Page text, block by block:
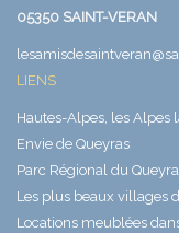
05350 SAINT-VERAN
LIENS
Hautes-Alpes, les Alpes
Envie de Queyras
Parc Régional du
Les plus beaux villages
Locations meublées